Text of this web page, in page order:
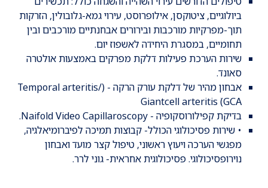
ביולוגיים, ציטוקסן, אילופרוסט, עירוי גמא-גלובולין, הזרקות
תוך-מפרקיות מורכבות ובירורים אבחנתיים מורכבים ובין
תחומיים, במסגרת היחידה לאשפוז יום.
שירות הערכת פעילות דלקת מפרקים באמצעות אולטרה
סאונד.
אבחון מהיר של דלקת עורק הרקה - (Temporal arteritis/
Giantcell arteritis ׂ(GCA
בדיקת קפילורוסקופיה - Naifold Video Capillaroscopy.
• שירות פסיכולוגי הכולל- קבוצות תמיכה לפיברומיאלגיה,
מפגשי הערכה ויעוץ ראשוני, טיפול קצר מועד ואבחון
נוירופסיכולוגי. פסיכולוגית אחראית- גוני לרר.